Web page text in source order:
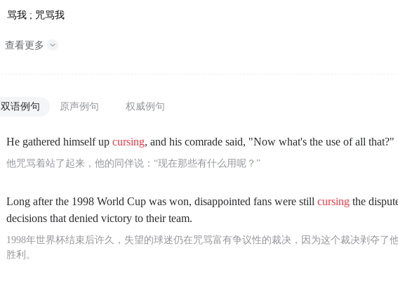
骂我 ; 咒骂我
查看更多
双语例句 原声例句 权威例句
He gathered himself upcursing, and his comrade said, "Now what's the use of all that?"
他咒骂着站了起来，他的同伴说：“现在那些有什么用呢？”
Long after the 1998 World Cup was won, disappointed fans were stillcursing the
decisions that denied victory to their team.
1998年世界杯结束后许久，失望的球迷仍在咒骂富有争议性的裁决，因为这个裁决剥夺了
胜利。